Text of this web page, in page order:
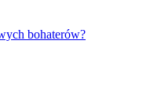
bohaterów?